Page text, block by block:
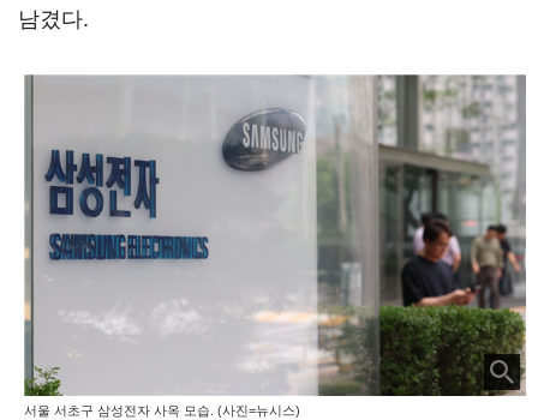
남겼다.
서울 서초구 삼성전자 사옥 모습. (사진=뉴시스)